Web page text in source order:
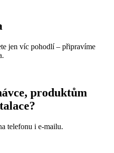
jen víc pohodlí – připravíme
produktům
telefonu i e-mailu.